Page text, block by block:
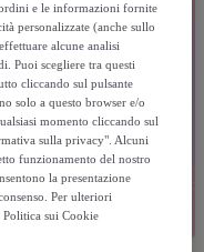
e le informazioni fornite
personalizzate (anche sullo
alcune analisi
Puoi scegliere tra questi
cliccando sul pulsante
solo a questo browser e/o
momento cliccando sul
sulla privacy". Alcuni
funzionamento del nostro
la presentazione
Per ulteriori
sui Cookie